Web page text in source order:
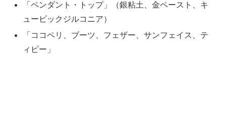
「ペンダント・トップ」（銀粘土、金ペースト、キ
ュービックジルコニア）
「ココペリ、ブーツ、フェザー、サンフェイス、テ
ィピー」